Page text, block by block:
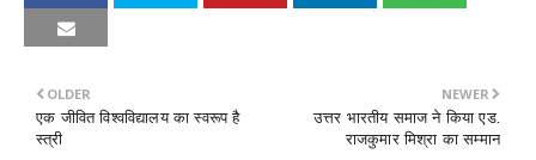
NEWER
उत्तर भारतीय समाज ने किया एड.
राजकुमार मिश्रा का सम्मान
OLDER
एक जीवित विश्वविद्यालय का स्वरूप है
स्त्री